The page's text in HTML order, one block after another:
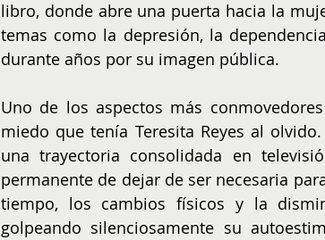
libro, donde abre una puerta hacia la
temas como la depresión, la
durante años por su imagen pública.
Uno de los aspectos más
miedo que tenía Teresita Reyes al
una trayectoria consolidada en
permanente de dejar de ser necesaria
tiempo, los cambios físicos y la
golpeando silenciosamente su